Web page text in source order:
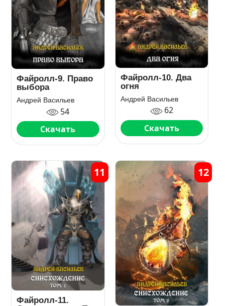
Файролл-9. Право
выбора
Андрей Васильев
54
Скачать
Файролл-10. Два
огня
Андрей Васильев
62
Скачать
Файролл-11.
11 12